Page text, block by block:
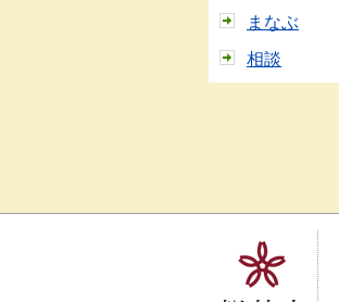
まなぶ
相談